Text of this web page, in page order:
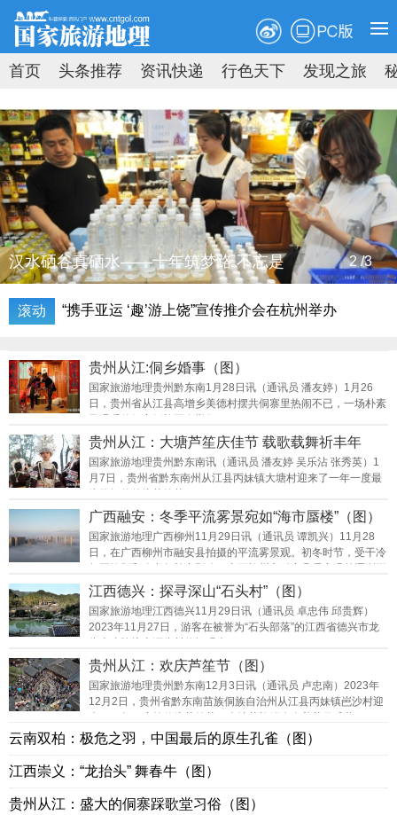
首页 头条推荐 资讯快递 行色天下 发现之旅
原创速递
新知速览 拍图时代 地理荟萃
汉水硒谷真硒水——十年筑梦路 不忘是
2 /3
西湖区“微改精提”：不出杭州，打造海岛风情度假圣
地 “携手亚运 ‘趣’游上饶”宣传推介会在杭州举办
季” 杭州“三江两岸”国际旅游推广周启动
“同心迎亚运 游畲正当时” 景宁文旅邀客杭州
杭州“诗路文化·三江两岸”20景 全网评选及拟名征集
活动正式发布
贵州从江:侗乡婚事（图）
国家旅游地理贵州黔东南1月28日讯（通讯员 潘友婷）1月26
日，贵州省从江县高增乡美德村摆共侗寨里热闹不已，一场朴素
贵州从江：大塘芦笙庆佳节 载歌载舞祈丰年
（图）
国家旅游地理贵州黔东南讯（通讯员 潘友婷 吴乐沾 张秀英）1
月7日，贵州省黔东南州从江县丙妹镇大塘村迎来了一年一度最
广西融安：冬季平流雾景宛如“海市蜃楼”（图）
国家旅游地理广西柳州11月29日讯（通讯员 谭凯兴）11月28
日，在广西柳州市融安县拍摄的平流雾景观。初冬时节，受干冷
大。
江西德兴：探寻深山“石头村”（图）
国家旅游地理江西德兴11月29日讯（通讯员 卓忠伟 邱贵辉）
2023年11月27日，游客在被誉为“石头部落”的江西省德兴市龙
贵州从江：欢庆芦笙节（图）
国家旅游地理贵州黔东南12月3日讯（通讯员 卢忠南）2023年
12月2日，贵州省黔东南苗族侗族自治州从江县丙妹镇岜沙村迎
云南双柏：极危之羽，中国最后的原生孔雀（图）
江西崇义：“龙抬头” 舞春牛（图）
贵州从江：盛大的侗寨踩歌堂习俗（图）